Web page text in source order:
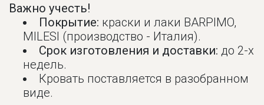
Важно учесть!
Покрытие: краски и лаки BARPIMO,
MILESI (производство - Италия).
Срок изготовления и доставки: до 2-х
недель.
Кровать поставляется в разобранном
виде.